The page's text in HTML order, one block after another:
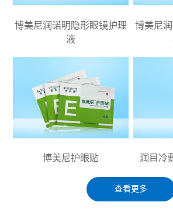
博美尼润诺明隐形眼镜护理
液
博美尼
博美尼护眼贴 润目冷
查看更多